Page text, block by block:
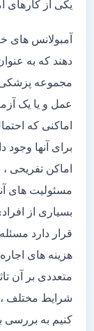
یکی از
آمبولانس های
دهند که به
مجموعه پزشکی
عمل و یا یک
اماکنی که
برای آنها وجود
اماکن تفریحی
مسئولیت های
بسیاری از
قرار دارد
هزینه های
متعددی بر آن
شرایط مختلف
کنیم به بررسی